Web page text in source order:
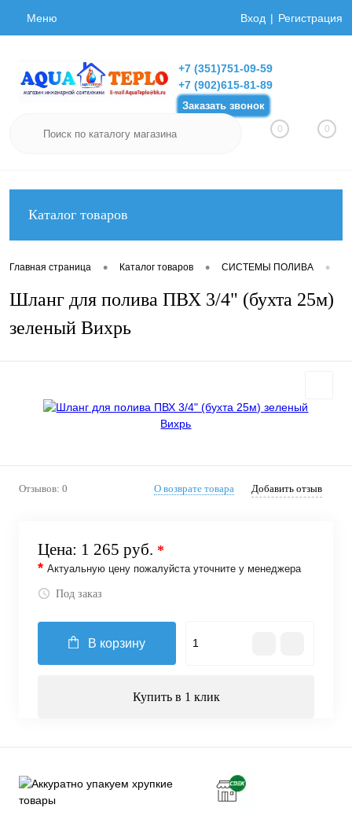
Меню Вход Регистрация
+7 (351)751-09-59
+7 (902)615-81-89
Заказать звонок
0 0
Каталог товаров
Главная страница • Каталог товаров • СИСТЕМЫ ПОЛИВА •
Шланг для полива ПВХ 3/4" (бухта 25м)
зеленый Вихрь
Отзывов: 0 О возврате товара Добавить отзыв
Цена: 1 265 руб. *
* Актуальную цену пожалуйста уточните у менеджера
Под заказ
В корзину
Купить в 1 клик